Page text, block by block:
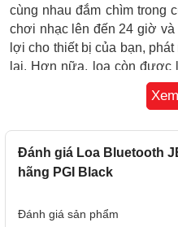
cùng nhau đắm chìm trong
chơi nhạc lên đến 24 giờ
lợi cho thiết bị của bạn,
lại. Hơn nữa, loa còn
tái chế. JBL Xtreme 4
động, mạnh mẽ đến mọi nơi.
Đánh giá Loa Bluetooth
hãng PGI Black
Đánh giá sản phẩm